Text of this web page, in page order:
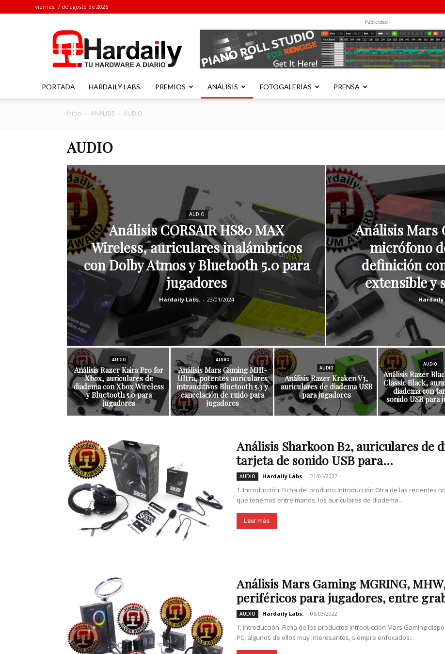
viernes, 7 de agosto de 2026
- Publicidad -
PORTADA HARDAILY LABS. PREMIOS ANÁLISIS FOTOGALERÍAS PRENSA
Inicio ANÁLISIS AUDIO
AUDIO
AUDIO
Análisis CORSAIR HS80 MAX
Wireless, auriculares inalámbricos
con Dolby Atmos y Bluetooth 5.0 para
jugadores
Hardaily Labs. - 23/01/2024
Análisis Mars
micrófono
definición
extensible y
Hardaily
AUDIO
Análisis Razer Kaira Pro for
Xbox, auriculares de
diadema con Xbox Wireless
y Bluetooth 5.0 para
jugadores
AUDIO
Análisis Mars Gaming MHI-
Ultra, potentes auriculares
intrauditivos Bluetooth 5.3 y
cancelación de ruido para
jugadores
AUDIO
Análisis Razer Kraken V3,
auriculares de diadema USB
para jugadores
AUDIO
Análisis Razer
Classic Black,
diadema con
sonido USB para
Análisis Sharkoon B2, auriculares de
tarjeta de sonido USB para...
AUDIO Hardaily Labs. - 21/04/2022
1. Introducción. Ficha del producto Introducción Otra de las recientes
que tenemos entre manos, los auriculares de diadema...
Leer más
Análisis Mars Gaming MGRING,
periféricos para jugadores, entre
AUDIO Hardaily Labs. - 06/03/2022
1. Introducción. Ficha de los productos Introducción Mars Gaming
PC, algunos de ellos muy interesantes, siempre enfocados...